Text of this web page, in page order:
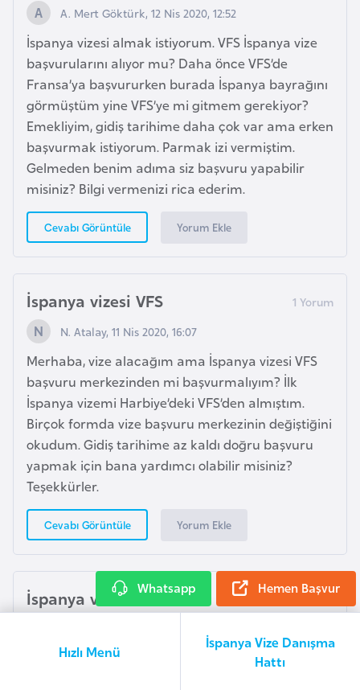
A. Mert Göktürk, 12 Nis 2020, 12:52
İspanya vizesi almak istiyorum. VFS İspanya vize
başvurularını alıyor mu? Daha önce VFS’de
Fransa’ya başvururken burada İspanya bayrağını
görmüştüm yine VFS’ye mi gitmem gerekiyor?
Emekliyim, gidiş tarihime daha çok var ama erken
başvurmak istiyorum. Parmak izi vermiştim.
Gelmeden benim adıma siz başvuru yapabilir
misiniz? Bilgi vermenizi rica ederim.
Cevabı Görüntüle Yorum Ekle
İspanya vizesi VFS
N. Atalay, 11 Nis 2020, 16:07
Merhaba, vize alacağım ama İspanya vizesi VFS
başvuru merkezinden mi başvurmalıyım? İlk
İspanya vizemi Harbiye’deki VFS’den almıştım.
Birçok formda vize başvuru merkezinin değiştiğini
okudum. Gidiş tarihime az kaldı doğru başvuru
yapmak için bana yardımcı olabilir misiniz?
Teşekkürler.
Cevabı Görüntüle Yorum Ekle
İspanya vizesi 2020
Merhaba, İspanya vizesi 2020 yılı hakkında
Hızlı Menü
İspanya Vize Danışma
Hattı
t
v
a
n
y
a
L
ü
e
b
u
r
M
a
c
a
r
t
n
Hemen Başvur
Whatsapp